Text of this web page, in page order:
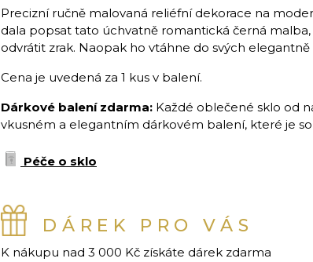
Precizní ručně malovaná reliéfní dekorace na
dala popsat tato úchvatně romantická černá
odvrátit zrak. Naopak ho vtáhne do svých
Cena je uvedená za 1 kus v balení.
Dárkové balení zdarma: Každé oblečené sklo od
vkusném a elegantním dárkovém balení, které je
Péče o sklo
DÁREK PRO VÁS
K nákupu nad 3 000 Kč získáte dárek zdarma